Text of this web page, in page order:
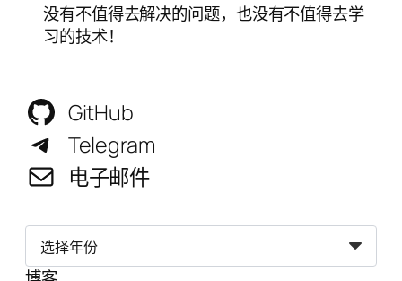
没有不值得去解决的问题，也没有不值得去学
习的技术！
GitHub
Telegram
电子邮件
归